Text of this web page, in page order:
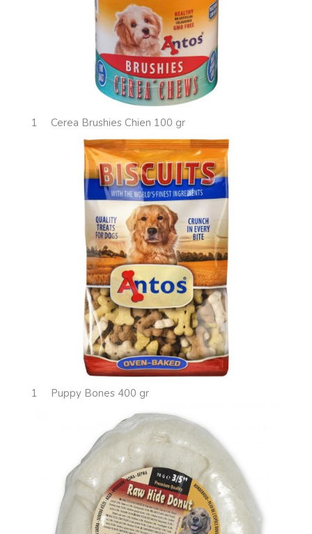
1 Cerea Brushies Chien 100 gr
1 Puppy Bones 400 gr